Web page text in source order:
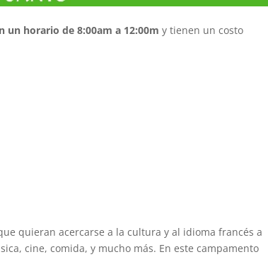
un horario de 8:00am a 12:00m y tienen un costo
quieran acercarse a la cultura y al idioma francés a
cine, comida, y mucho más. En este campamento